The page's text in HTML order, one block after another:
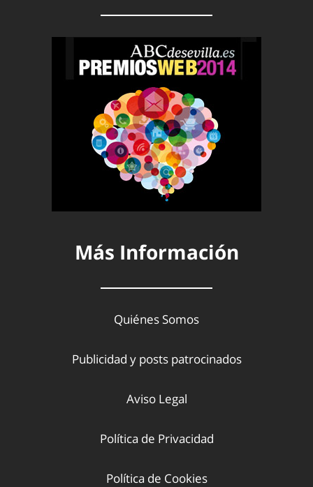
Más Información
Quiénes Somos
Publicidad y posts patrocinados
Aviso Legal
Política de Privacidad
Política de Cookies